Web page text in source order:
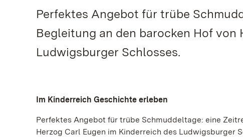
Perfektes Angebot für trübe
Begleitung an den barocken Hof von
Ludwigsburger Schlosses.
Im Kinderreich Geschichte erleben
Perfektes Angebot für trübe Schmuddeltage: eine
Herzog Carl Eugen im Kinderreich des Ludwigsburger